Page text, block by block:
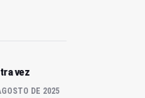
vez
DE 2025